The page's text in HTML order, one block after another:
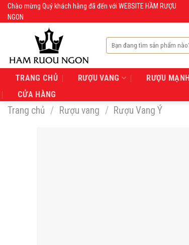
SkipChào mừng Quý khách hàng đã đến với WEBSITE HẦM RƯỢU
NGON
Tìm
kiếm:
TRANG CHỦ RƯỢU VANG RƯỢU MẠNH
CỬA HÀNG
Trang chủ / Rượu vang / Rượu Vang Ý